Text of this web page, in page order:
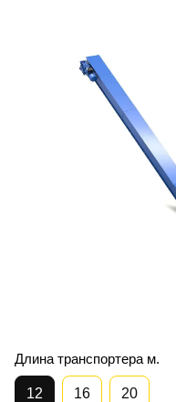
Длина транспортера м.
12 16 20